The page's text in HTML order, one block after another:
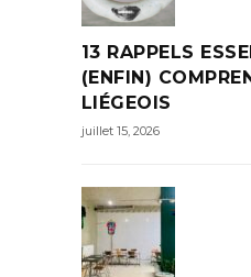
13 RAPPELS
(ENFIN)
LIÉGEOIS
juillet 15, 2026